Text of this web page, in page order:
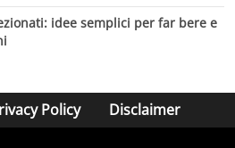
idee semplici per far bere e
Policy Disclaimer